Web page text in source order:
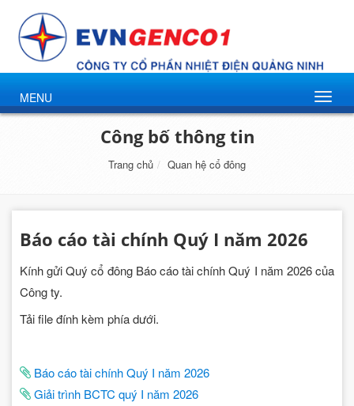
MENU
Công bố thông tin
Trang chủ Quan hệ cổ đông
Báo cáo tài chính Quý I năm 2026
Kính gửi Quý cổ đông Báo cáo tài chính Quý I năm 2026 của
Công ty.
Tải file đính kèm phía dưới.
Báo cáo tài chính Quý I năm 2026
Giải trình BCTC quý I năm 2026